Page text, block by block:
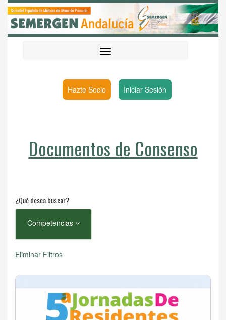
Hazte Socio Iniciar Sesión
Documentos de Consenso
¿Qué desea buscar?
Competencias
Eliminar Filtros